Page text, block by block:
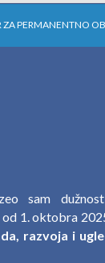
ZA PERMANENTNO
sam
od 1. oktobra
razvoja i